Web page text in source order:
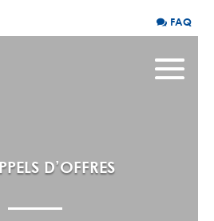
FAQ
D’OFFRES